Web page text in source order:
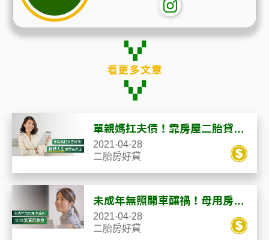
單親媽扛夫債！靠房屋二胎貸
款，翻轉人生成童裝女王
2021-04-28
二胎房好貸
未成年無照開車釀禍！母用房屋
二胎貸款4天籌百萬救人
2021-04-28
二胎房好貸